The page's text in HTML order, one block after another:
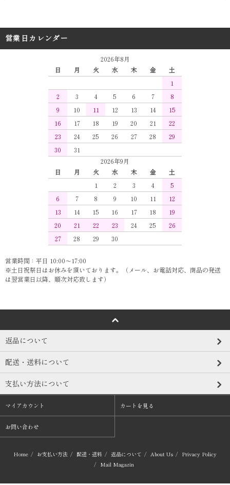
営業日カレンダー
2026年8月
日
月 火 水 木 金
土
1
2
3 4 5 6 7
8
9
10 11 12 13 14
15
16
17 18 19 20 21
22
23
24 25 26 27 28
29
30
31
2026年9月
日
月 火 水 木 金
土
1
2 3 4
5
6
7 8 9 10 11
12
13
14 15 16 17 18
19
20
21 22 23 24 25
26
27
28 29 30
営業時間：平日 10:00～17:00
※土日祝祭日はお休みを頂いております。（メール、お電話対応、商品の発送
は翌営業日以降、順次対応致します）
返品について
配送・送料について
支払い方法について
マイアカウント カートを見る
お問い合わせ
Home / お支払い方法 / 配送・送料 / 返品について / About Us / Privacy Policy
/ Mail Magazin